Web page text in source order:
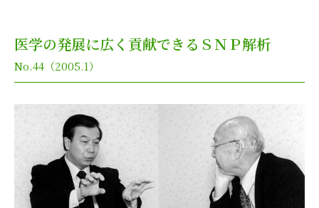
医学の発展に広く貢献できるＳＮＰ解析
No.44（2005.1）